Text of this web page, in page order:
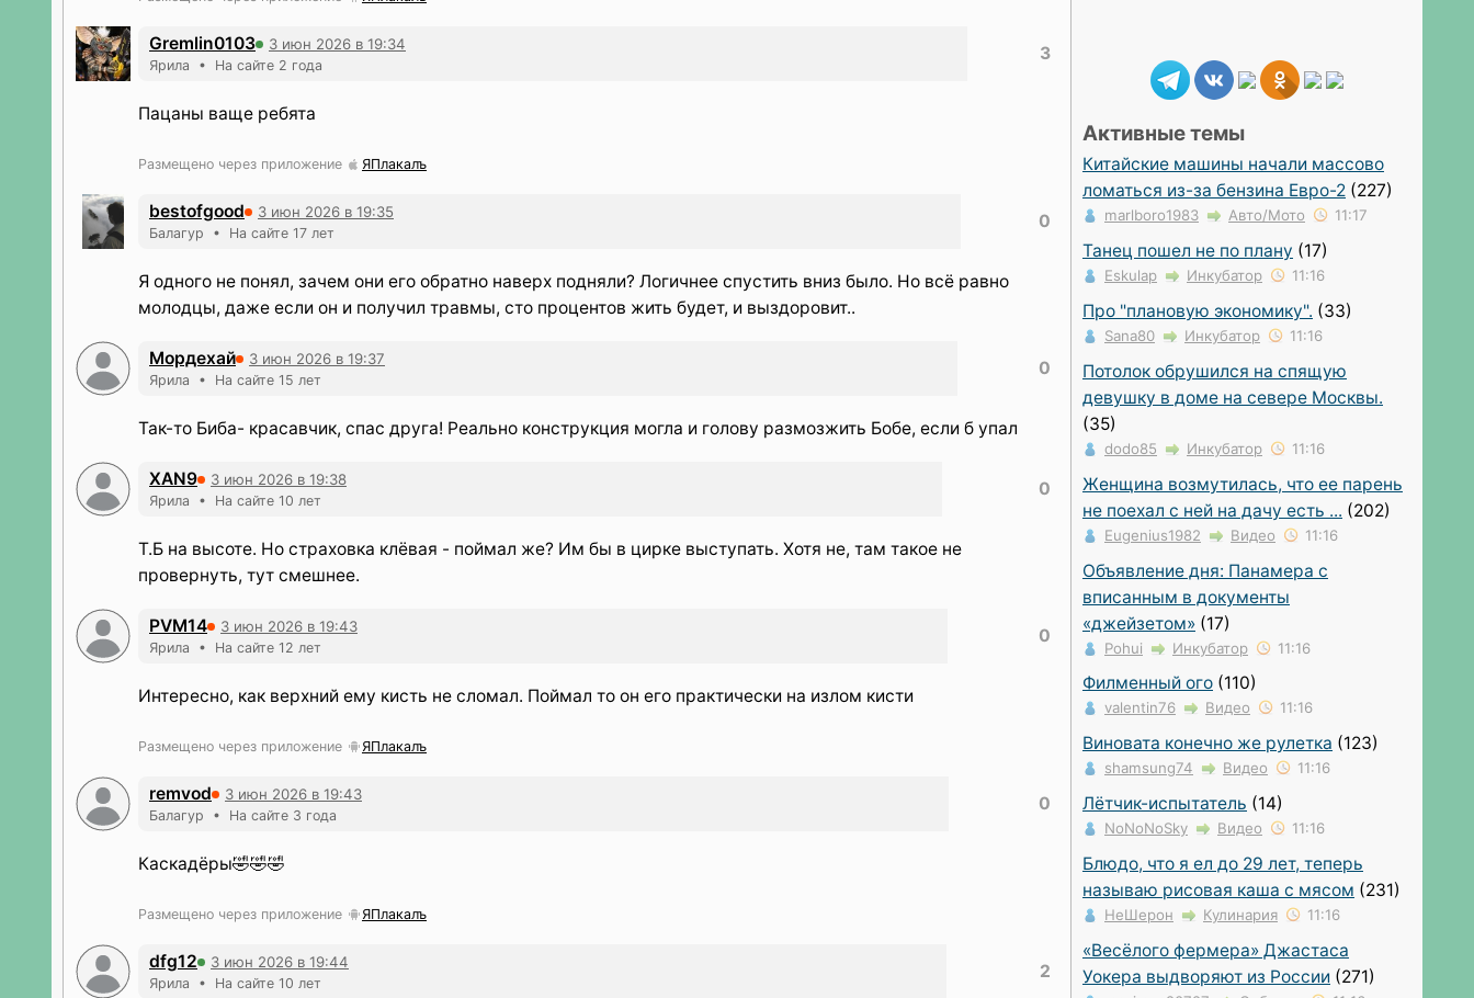
Gremlin0103 3 июн 2026 в 19:34
Ярила • На сайте 2 года
3
Пацаны ваще ребята
Размещено через приложение ЯПлакалъ
bestofgood 3 июн 2026 в 19:35
Балагур • На сайте 17 лет
0
Я одного не понял, зачем они его обратно наверх подняли? Логичнее спустить вниз было. Но всё равно
молодцы, даже если он и получил травмы, сто процентов жить будет, и выздоровит..
Мордехай 3 июн 2026 в 19:37
Ярила • На сайте 15 лет
0
Так-то Биба- красавчик, спас друга! Реально конструкция могла и голову размозжить Бобе, если б упал
XAN9 3 июн 2026 в 19:38
Ярила • На сайте 10 лет
0
Т.Б на высоте. Но страховка клёвая - поймал же? Им бы в цирке выступать. Хотя не, там такое не
провернуть, тут смешнее.
PVM14 3 июн 2026 в 19:43
Ярила • На сайте 12 лет
0
Интересно, как верхний ему кисть не сломал. Поймал то он его практически на излом кисти
Размещено через приложение ЯПлакалъ
remvod 3 июн 2026 в 19:43
Балагур • На сайте 3 года
0
Каскадёры🤣🤣🤣
Размещено через приложение ЯПлакалъ
dfg12 3 июн 2026 в 19:44
Ярила • На сайте 10 лет
2
Активные темы
Китайские машины начали массово
ломаться из-за бензина Евро-2 (227)
marlboro1983 Авто/Мото 11:17
Танец пошел не по плану (17)
Eskulap Инкубатор 11:16
Про "плановую экономику". (33)
Sana80 Инкубатор 11:16
Потолок обрушился на спящую
девушку в доме на севере Москвы.
(35)
dodo85 Инкубатор 11:16
Женщина возмутилась, что ее парень
не поехал с ней на дачу есть ... (202)
Eugenius1982 Видео 11:16
Объявление дня: Панамера с
вписанным в документы
«джейзетом» (17)
Pohui Инкубатор 11:16
Филменный ого (110)
valentin76 Видео 11:16
Виновата конечно же рулетка (123)
shamsung74 Видео 11:16
Лётчик-испытатель (14)
NoNoNoSky Видео 11:16
Блюдо, что я ел до 29 лет, теперь
называю рисовая каша с мясом (231)
НеШерон Кулинария 11:16
«Весёлого фермера» Джастаса
Уокера выдворяют из России (271)